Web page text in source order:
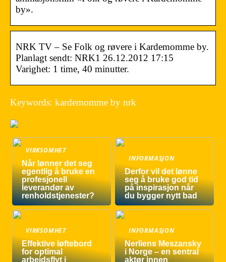
by».
NRK TV – Se Folk og røvere i Kardemomme by.
Planlagt sendt: NRK1 26.12.2012 17:15
Varighet: 1 time, 40 minutter.
Keywords: kardemomme by nrk
VIRKSOMHET
Når lønner det seg
egentlig å bruke en
profesjonell
leverandør av
renholdstjenester?
INFORMASJON
Derfor vil det lønne
seg å bruke god tid
på inspirasjon når
du bygger nytt bad
VIRKSOMHET
Effektive løftebord
for optimal
arbeidsflyt i
INFORMASJON
Nerliens Meszansky
i Norge – en sentral
aktør innen